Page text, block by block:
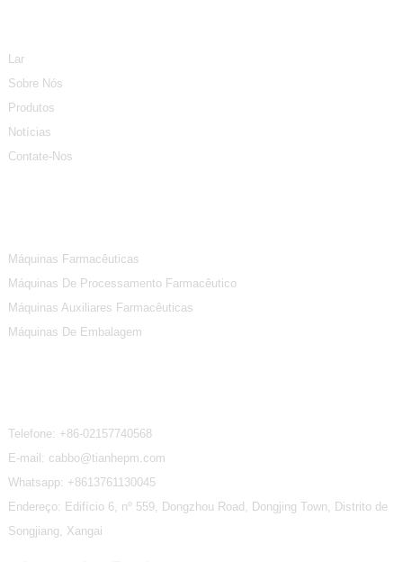
Lar
Sobre Nós
Produtos
Notícias
Contate-Nos
Máquinas Farmacêuticas
Máquinas De Processamento Farmacêutico
Máquinas Auxiliares Farmacêuticas
Máquinas De Embalagem
Telefone: +86-02157740568
E-mail: cabbo@tianhepm.com
Whatsapp: +8613761130045
Endereço: Edifício 6, nº 559, Dongzhou Road, Dongjing Town, Distrito de
Songjiang, Xangai